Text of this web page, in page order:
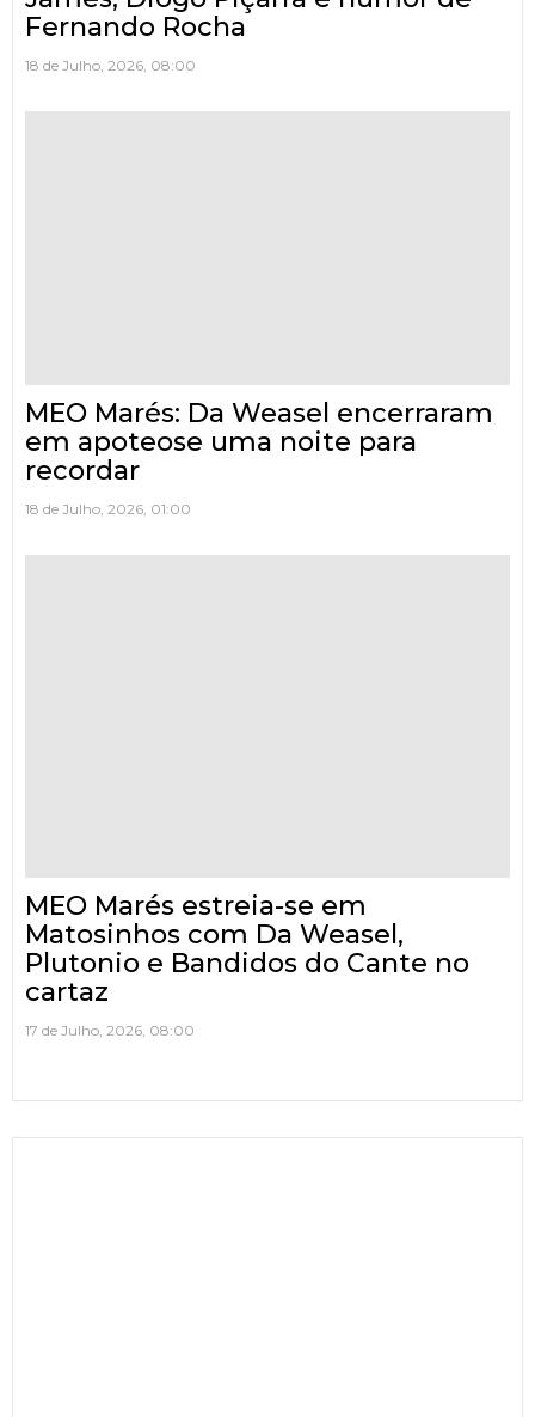
Fernando Rocha
18 de Julho, 2026, 08:00
MEO Marés: Da Weasel encerraram
em apoteose uma noite para
recordar
18 de Julho, 2026, 01:00
MEO Marés estreia-se em
Matosinhos com Da Weasel,
Plutonio e Bandidos do Cante no
cartaz
17 de Julho, 2026, 08:00